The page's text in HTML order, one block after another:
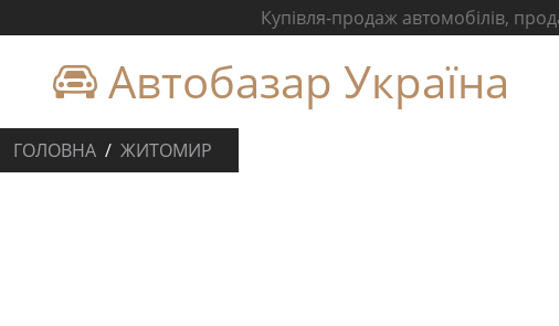
Купівля-продаж автомобілів,
Автобазар Україна
ГОЛОВНА ЖИТОМИР